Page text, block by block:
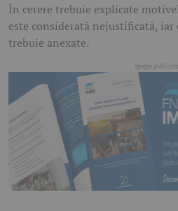
În cerere trebuie explicate
este considerată nejustificată,
trebuie anexate.